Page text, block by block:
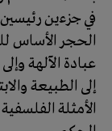
الحجر الأساس
عبادة الآلهة
إلى الطبيعة
الأمثلة